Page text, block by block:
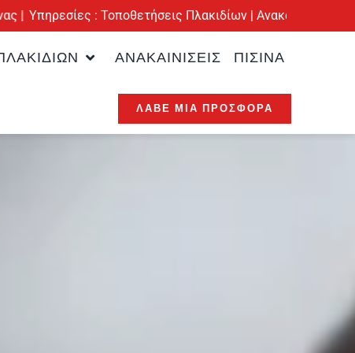
: Τοποθετήσεις Πλακιδίων | Ανακαινίσεις | Θερμομόνωση |
ΑΝΑΚΑΙΝΊΣΕΙΣ ΠΙΣΊΝΑ
ΛΆΒΕ ΜΙΑ ΠΡΟΣΦΟΡΆ